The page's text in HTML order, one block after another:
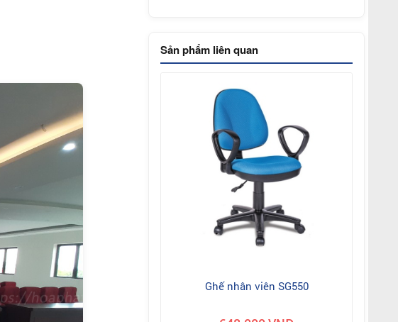
Sản phẩm liên quan
Ghế nhân viên SG550